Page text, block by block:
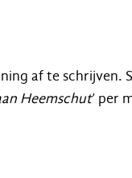
af te schrijven.
Heemschut’ per